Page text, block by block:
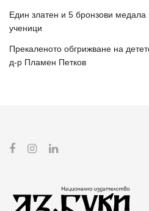
Един златен и 5 бронзови
ученици
Прекаленото обгрижване на
д-р Пламен Петков